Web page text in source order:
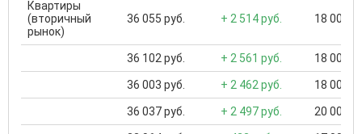
Квартиры
(вторичный
рынок)
36 055 руб. + 2 514 руб. 18 000
36 102 руб. + 2 561 руб. 18 000
36 003 руб. + 2 462 руб. 18 000
36 037 руб. + 2 497 руб. 20 000